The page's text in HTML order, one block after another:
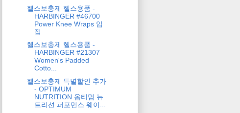
헬스보충제 헬스용품 -
HARBINGER #46700
Power Knee Wraps 입
점 ...
헬스보충제 헬스용품 -
HARBINGER #21307
Women's Padded
Cotto...
헬스보충제 특별할인 추가
- OPTIMUM
NUTRITION 옵티멈 뉴
트리션 퍼포먼스 웨이...